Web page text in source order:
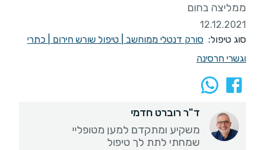
ממליצה בחום
12.12.2021
סוג טיפול: סורק דנטלי ממוחשב טיפול שורש חירום
כתרי
וגשרי חרסינה
ד"ר רוברט חדמי